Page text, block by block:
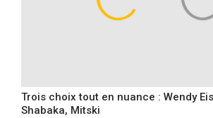
Trois choix tout en nuance : Wendy
Shabaka, Mitski